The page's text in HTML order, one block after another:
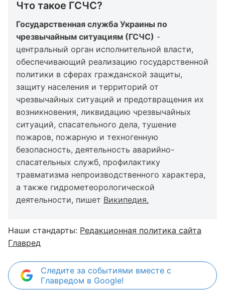
Что такое ГСЧС?
Государственная служба Украины по
чрезвычайным ситуациям (ГСЧС) -
центральный орган исполнительной власти,
обеспечивающий реализацию государственной
политики в сферах гражданской защиты,
защиту населения и территорий от
чрезвычайных ситуаций и предотвращения их
возникновения, ликвидацию чрезвычайных
ситуаций, спасательного дела, тушение
пожаров, пожарную и техногенную
безопасность, деятельность аварийно-
спасательных служб, профилактику
травматизма непроизводственного характера,
а также гидрометеорологической
деятельности, пишет Википедия.
Наши стандарты: Редакционная политика сайта
Главред
Следите за событиями вместе с
Главредом в Google!